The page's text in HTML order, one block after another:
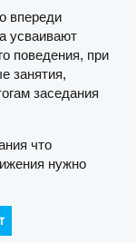
впереди
усваивают
поведения, при
занятия,
заседания
что
нужно